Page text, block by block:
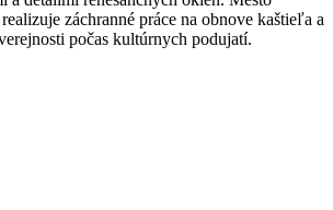
záchranné práce na obnove kaštieľa a
počas kultúrnych podujatí.